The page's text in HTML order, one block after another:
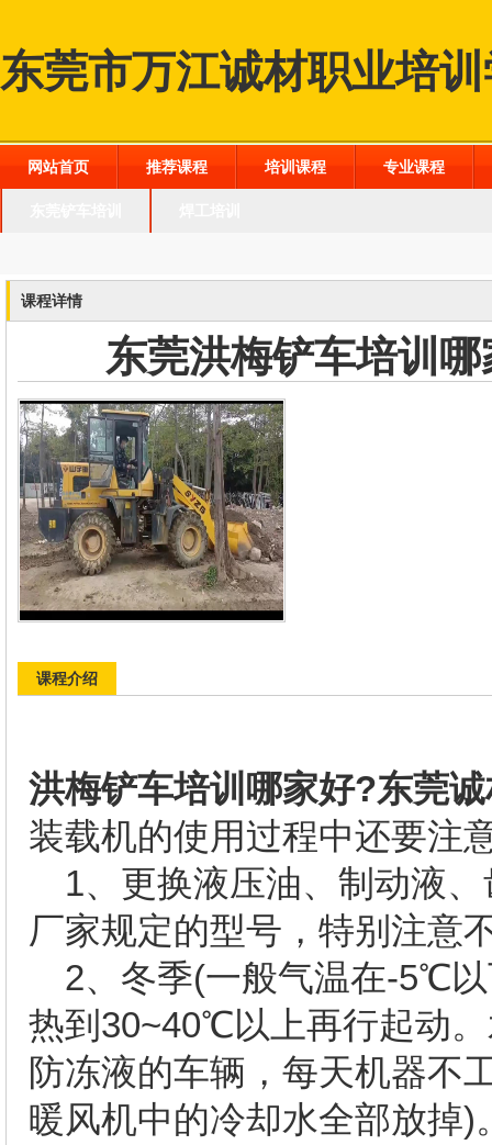
东莞市万江诚材职业培
网站首页 推荐课程 培训课程 专业课程
课程详情
东莞洪梅铲车培训
课程介绍
洪梅铲车培训哪家好?东莞
装载机的使用过程中还要
1、更换液压油、制动液
厂家规定的型号，特别注
2、冬季(一般气温在-5℃以
热到30~40℃以上再行起动
防冻液的车辆，每天机器不
暖风机中的冷却水全部放掉)